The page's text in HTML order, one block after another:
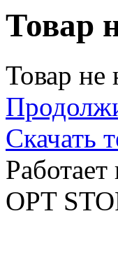
Товар
Товар не
Скачать
Работает
OPT